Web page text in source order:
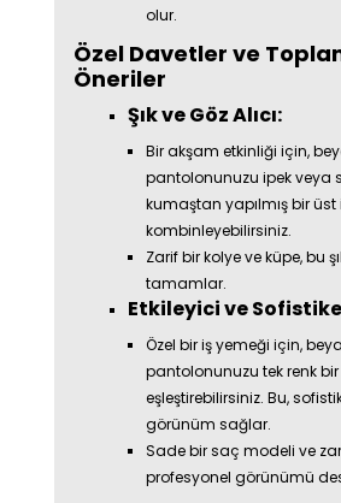
olur.
Özel Davetler ve
Öneriler
Şık ve Göz Alıcı:
Bir akşam etkinliği için,
pantolonunuzu ipek veya
kumaştan yapılmış bir üst
kombinleyebilirsiniz.
Zarif bir kolye ve küpe, bu
tamamlar.
Etkileyici ve
Özel bir iş yemeği için,
pantolonunuzu tek renk
eşleştirebilirsiniz. Bu,
görünüm sağlar.
Sade bir saç modeli ve
profesyonel görünümü